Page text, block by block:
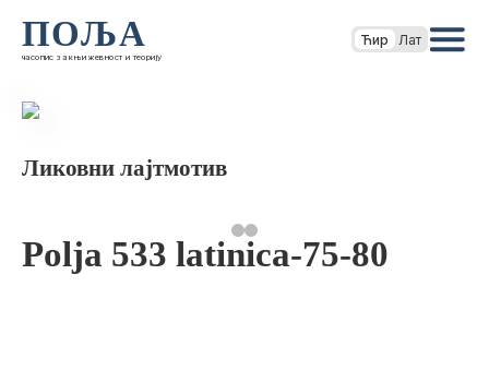
ПОЉА
часопис за књижевност и теорију
Ћир Лат
Ликовни лајтмотив
Polja 533 latinica-75-80